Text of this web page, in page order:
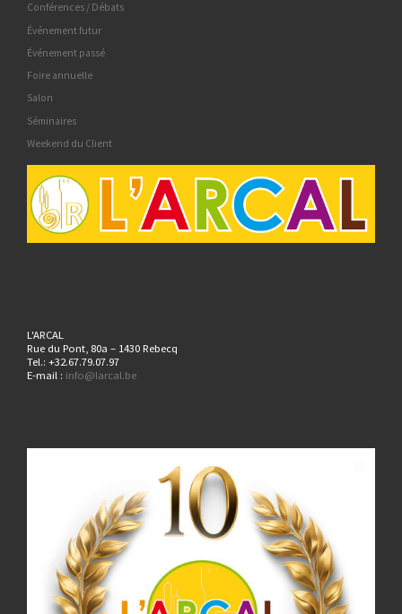
Conférences / Débats
Événement futur
Événement passé
Foire annuelle
Salon
Séminaires
Weekend du Client
L'ARCAL
Rue du Pont, 80a – 1430 Rebecq
Tel.: +32.67.79.07.97
E-mail : info@larcal.be